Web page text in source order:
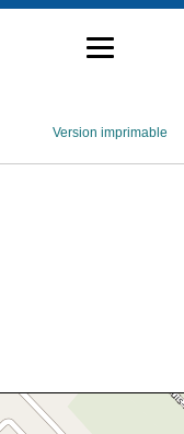
Version imprimable